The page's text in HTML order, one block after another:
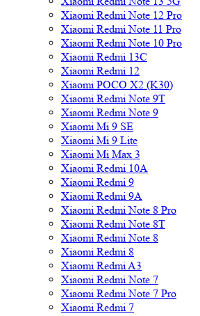
Xiaomi Redmi Note 12 Pro
Xiaomi Redmi Note 11 Pro
Xiaomi Redmi Note 10 Pro
Xiaomi Redmi 13C
Xiaomi Redmi 12
Xiaomi POCO X2 (K30)
Xiaomi Redmi Note 9T
Xiaomi Redmi Note 9
Xiaomi Mi 9 SE
Xiaomi Mi 9 Lite
Xiaomi Mi Max 3
Xiaomi Redmi 10A
Xiaomi Redmi 9
Xiaomi Redmi 9A
Xiaomi Redmi Note 8 Pro
Xiaomi Redmi Note 8T
Xiaomi Redmi Note 8
Xiaomi Redmi 8
Xiaomi Redmi A3
Xiaomi Redmi Note 7
Xiaomi Redmi Note 7 Pro
Xiaomi Redmi 7